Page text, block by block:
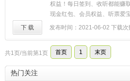
权益！每日签到、收听都能赚
现金红包、会员权益、听票爱
相对论话题赢现金红包，听到
说、恋爱宝典、职场秘籍、评
经典、人文百科……你想听的
爽文、探险悬疑、奇幻玄幻、
下 载 发布时间：2021-06-02 下载次
共1页/当前第1页 首页 1 末页
热门关注